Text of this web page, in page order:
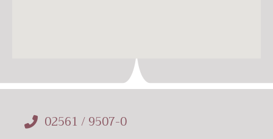
02561 / 9507-0